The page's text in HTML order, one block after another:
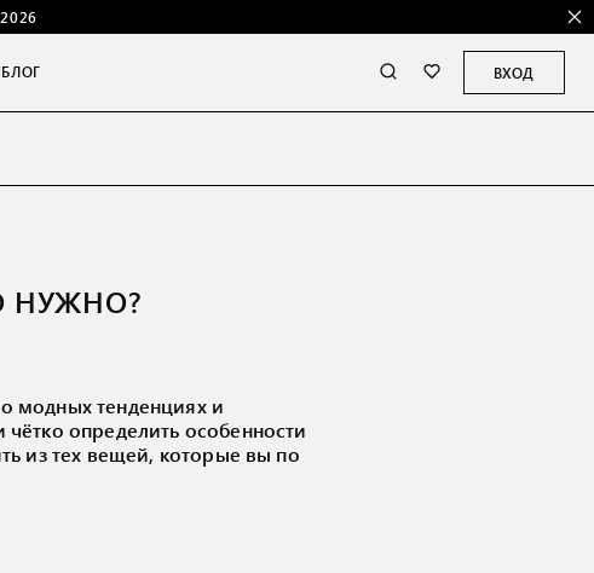
БЛОГ ВХОД
НУЖНО?
модных тенденциях и
определить особенности
из тех вещей, которые вы по